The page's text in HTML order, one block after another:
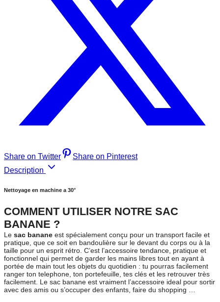
Share on Twitter
Share on Pinterest
Description
Nettoyage en machine a 30°
COMMENT UTILISER NOTRE SAC
BANANE ?
Le sac banane est spécialement conçu pour un transport facile et
pratique, que ce soit en bandoulière sur le devant du corps ou à la
taille pour un esprit rétro. C’est l’accessoire tendance, pratique et
fonctionnel qui permet de garder les mains libres tout en ayant à
portée de main tout les objets du quotidien : tu pourras facilement
ranger ton telephone, ton portefeuille, tes clés et les retrouver très
facilement. Le sac banane est vraiment l’accessoire ideal pour sortir
avec des amis ou s’occuper des enfants, faire du shopping …